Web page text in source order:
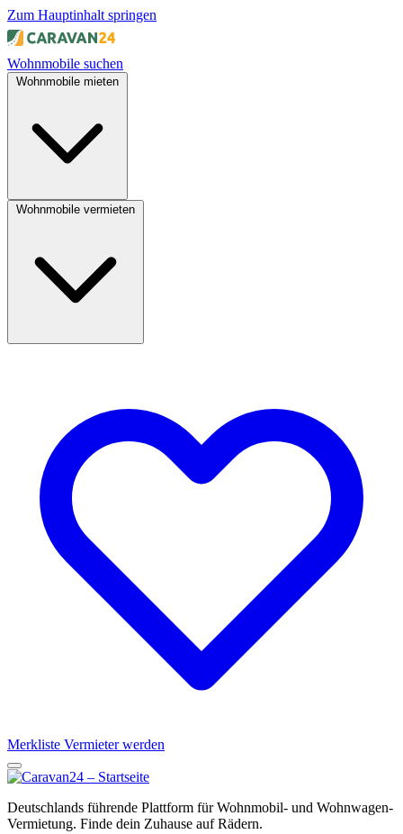
Zum Hauptinhalt springen
Wohnmobile suchen
Wohnmobile mieten
Wohnmobile vermieten
Merkliste Vermieter werden
Deutschlands führende Plattform für Wohnmobil- und Wohnwagen-
Vermietung. Finde dein Zuhause auf Rädern.